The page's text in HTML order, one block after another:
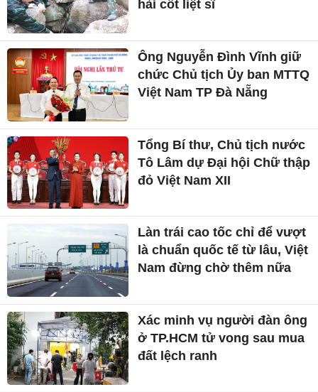
hài cốt liệt sĩ
Ông Nguyễn Đình Vĩnh giữ
chức Chủ tịch Ủy ban MTTQ
Việt Nam TP Đà Nẵng
Tổng Bí thư, Chủ tịch nước
Tô Lâm dự Đại hội Chữ thập
đỏ Việt Nam XII
Làn trái cao tốc chỉ để vượt
là chuẩn quốc tế từ lâu, Việt
Nam đừng chờ thêm nữa
Xác minh vụ người đàn ông
ở TP.HCM tử vong sau mua
đất lệch ranh